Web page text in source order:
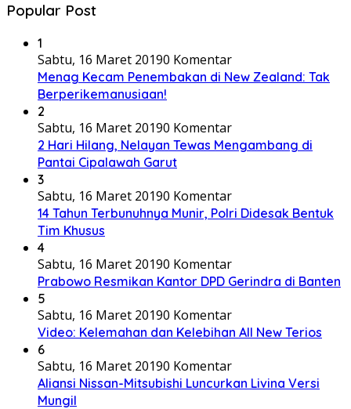
Popular Post
1
Sabtu, 16 Maret 20190 Komentar
Menag Kecam Penembakan di New Zealand: Tak
Berperikemanusiaan!
2
Sabtu, 16 Maret 20190 Komentar
2 Hari Hilang, Nelayan Tewas Mengambang di
Pantai Cipalawah Garut
3
Sabtu, 16 Maret 20190 Komentar
14 Tahun Terbunuhnya Munir, Polri Didesak Bentuk
Tim Khusus
4
Sabtu, 16 Maret 20190 Komentar
Prabowo Resmikan Kantor DPD Gerindra di Banten
5
Sabtu, 16 Maret 20190 Komentar
Video: Kelemahan dan Kelebihan All New Terios
6
Sabtu, 16 Maret 20190 Komentar
Aliansi Nissan-Mitsubishi Luncurkan Livina Versi
Mungil